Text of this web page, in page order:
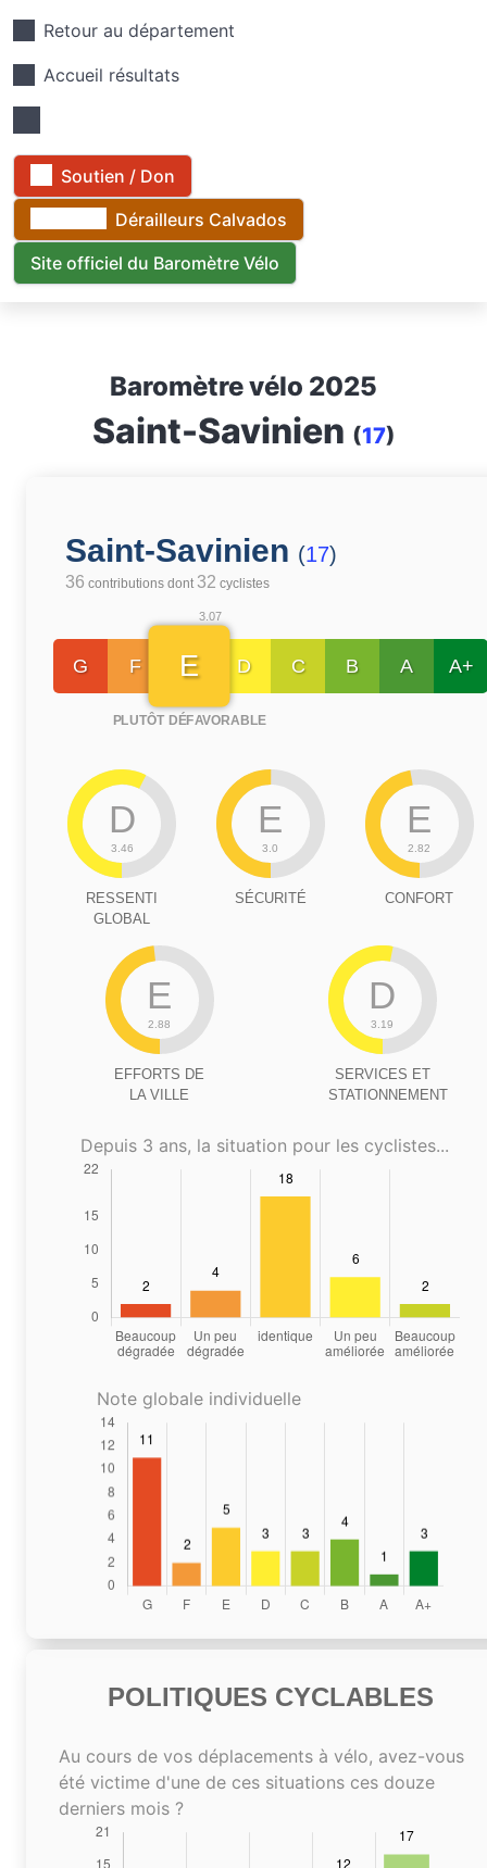
Retour au département
Accueil résultats
Soutien / Don
Dérailleurs Calvados
Site officiel du Baromètre Vélo
Baromètre vélo 2025
Saint-Savinien (17)
Saint-Savinien (17)
36 contributions dont 32 cyclistes
G F
3.07
E
PLUTÔT DÉFAVORABLE
D C B A A+
D
3.46
RESSENTI
GLOBAL
E
3.0
SÉCURITÉ
E
2.82
CONFORT
E
2.88
EFFORTS DE
LA VILLE
D
3.19
SERVICES ET
STATIONNEMENT
Depuis 3 ans, la situation pour les cyclistes...
Note globale individuelle
POLITIQUES CYCLABLES
Au cours de vos déplacements à vélo, avez-vous
été victime d'une de ces situations ces douze
derniers mois ?